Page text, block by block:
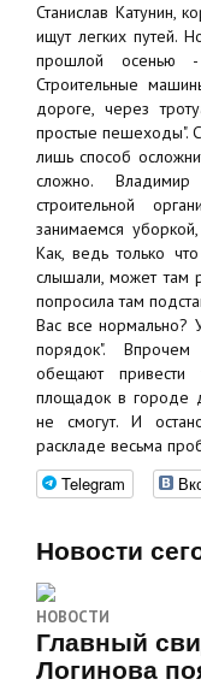
Станислав Катунин,
ищут легких путей.
прошлой осенью -
Строительные
дороге, через
простые пешеходы".
лишь способ
сложно. Владимир
строительной
занимаемся
Как, ведь только
слышали, может там
попросила там
Вас все нормально?
порядок".
обещают
площадок в городе
не смогут. И
раскладе весьма
Telegram
Новости
НОВОСТИ
Главный
Логинова